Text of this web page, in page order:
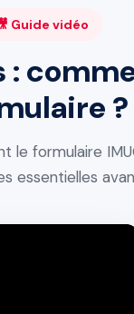
Guide vidéo
:
?
formulaire
essentielles